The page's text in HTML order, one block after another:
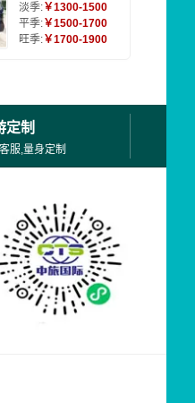
淡季:￥1300-1500
平季:￥1500-1700
旺季:￥1700-1900
定制
服,量身定制